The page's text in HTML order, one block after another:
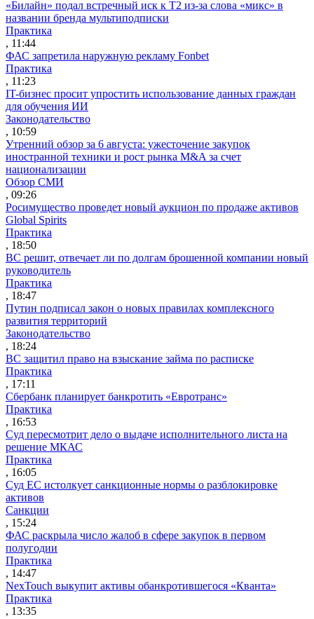
«Билайн» подал встречный иск к Т2 из-за слова «микс» в
названии бренда мультиподписки
Практика
, 11:44
ФАС запретила наружную рекламу Fonbet
Практика
, 11:23
IT-бизнес просит упростить использование данных граждан
для обучения ИИ
Законодательство
, 10:59
Утренний обзор за 6 августа: ужесточение закупок
иностранной техники и рост рынка M&A за счет
национализации
Обзор СМИ
, 09:26
Росимущество проведет новый аукцион по продаже активов
Global Spirits
Практика
, 18:50
ВС решит, отвечает ли по долгам брошенной компании новый
руководитель
Практика
, 18:47
Путин подписал закон о новых правилах комплексного
развития территорий
Законодательство
, 18:24
ВС защитил право на взыскание займа по расписке
Практика
, 17:11
Сбербанк планирует банкротить «Евротранс»
Практика
, 16:53
Суд пересмотрит дело о выдаче исполнительного листа на
решение МКАС
Практика
, 16:05
Суд ЕС истолкует санкционные нормы о разблокировке
активов
Санкции
, 15:24
ФАС раскрыла число жалоб в сфере закупок в первом
полугодии
Практика
, 14:47
NexTouch выкупит активы обанкротившегося «Кванта»
Практика
, 13:35